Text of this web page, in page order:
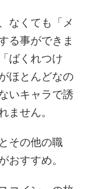
なくても「メ
る事ができま
ばくれつけ
ほとんどなの
いキャラで誘
ません。
その他の職
おすすめ。